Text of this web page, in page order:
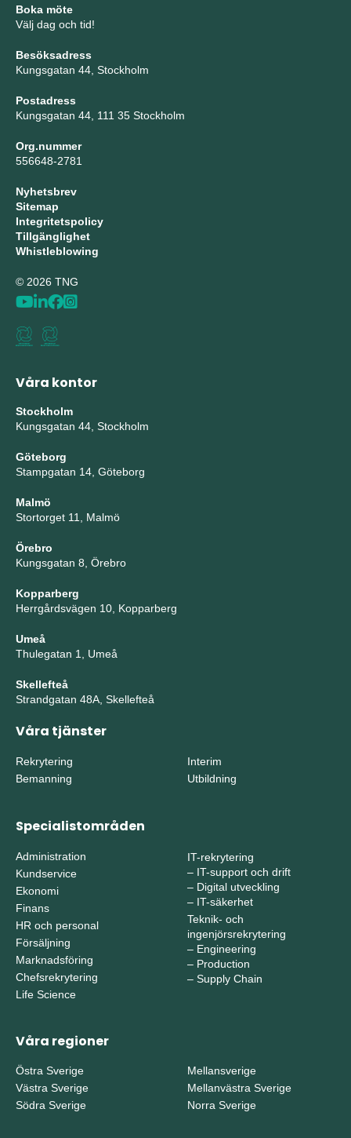
Boka möte
Välj dag och tid!
Besöksadress
Kungsgatan 44, Stockholm
Postadress
Kungsgatan 44, 111 35 Stockholm
Org.nummer
556648-2781
Nyhetsbrev
Sitemap
Integritetspolicy
Tillgänglighet
Whistleblowing
© 2026 TNG
Våra kontor
Stockholm
Kungsgatan 44, Stockholm
Göteborg
Stampgatan 14, Göteborg
Malmö
Stortorget 11, Malmö
Örebro
Kungsgatan 8, Örebro
Kopparberg
Herrgårdsvägen 10, Kopparberg
Umeå
Thulegatan 1, Umeå
Skellefteå
Strandgatan 48A, Skellefteå
Våra tjänster
Rekrytering
Bemanning
Interim
Utbildning
Specialistområden
Administration
Kundservice
Ekonomi
Finans
HR och personal
Försäljning
Marknadsföring
Chefsrekrytering
Life Science
IT-rekrytering
– IT-support och drift
– Digital utveckling
– IT-säkerhet
Teknik- och
ingenjörsrekrytering
– Engineering
– Production
– Supply Chain
Våra regioner
Östra Sverige
Västra Sverige
Södra Sverige
Mellansverige
Mellanvästra Sverige
Norra Sverige